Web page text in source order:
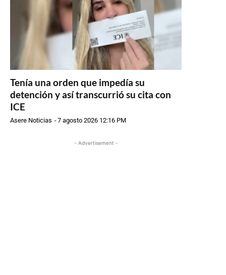
Tenía una orden que impedía su
detención y así transcurrió su cita con
ICE
Asere Noticias -7 agosto 2026 12:16 PM
- Advertisement -